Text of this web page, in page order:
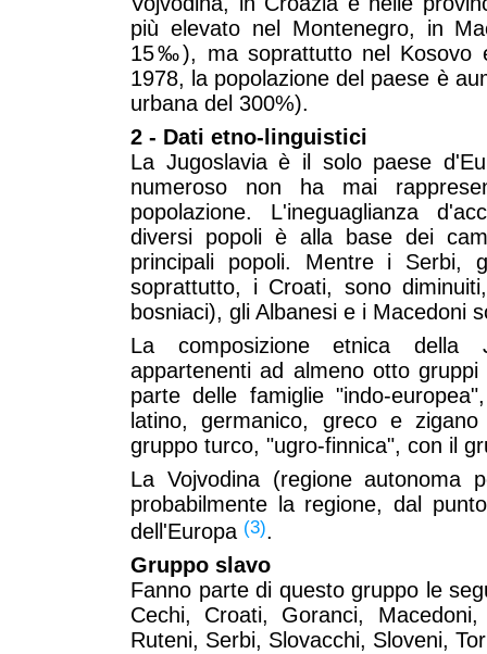
più elevato nel Montenegro, in
15‰), ma soprattutto nel
1978, la popolazione del paese è
urbana del 300%).
2 - Dati etno-linguistici
La Jugoslavia è il solo paese
numeroso non ha mai
popolazione. L'ineguaglianza
diversi popoli è alla base dei
principali popoli. Mentre i Serbi,
soprattutto, i Croati, sono
bosniaci), gli Albanesi e i Macedoni
La composizione etnica della
appartenenti ad almeno otto
parte delle famiglie "indo-
latino, germanico, greco e
gruppo turco, "ugro-finnica", con il
La Vojvodina (regione autonoma
probabilmente la regione, dal
dell'Europa (3).
Gruppo slavo
Fanno parte di questo gruppo le
Cechi, Croati, Goranci,
Ruteni, Serbi, Slovacchi, Sloveni,